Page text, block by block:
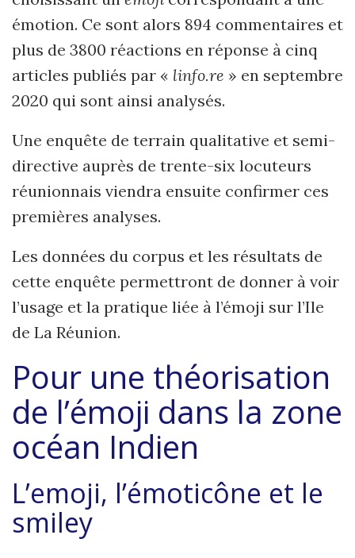
émotion. Ce sont alors 894 commentaires et
plus de 3800 réactions en réponse à cinq
articles publiés par « linfo.re » en septembre
2020 qui sont ainsi analysés.
Une enquête de terrain qualitative et semi-
directive auprès de trente-six locuteurs
réunionnais viendra ensuite confirmer ces
premières analyses.
Les données du corpus et les résultats de
cette enquête permettront de donner à voir
l’usage et la pratique liée à l’émoji sur l’Ile
de La Réunion.
Pour une théorisation
de l’émoji dans la zone
océan Indien
L’emoji, l’émoticône et le
smiley